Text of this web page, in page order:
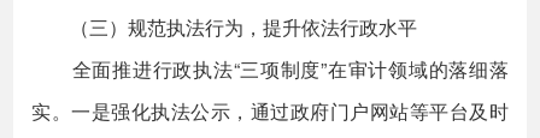
（三）规范执法行为，提升依法行政水平
全面推进行政执法“三项制度”在审计领域的落细落
实。一是强化执法公示，通过政府门户网站等平台及时